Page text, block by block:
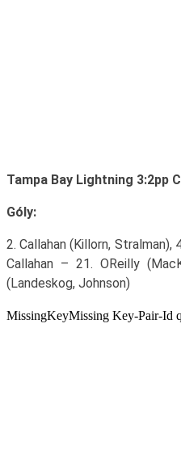
Tampa Bay Lightning 3:2pp
Góly:
2. Callahan (Killorn, Stralman),
Callahan – 21. OReilly
(Landeskog, Johnson)